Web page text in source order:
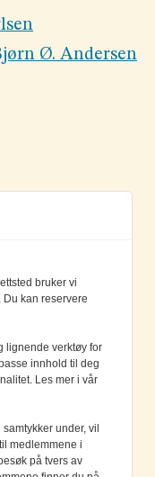
Ø. Andersen
bruker vi
Du kan reservere
lignende verktøy for
innhold til deg
Les mer i vår
under, vil
medlemmene i
på tvers av